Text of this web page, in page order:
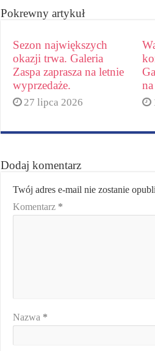
Pokrewny artykuł
Sezon największych
okazji trwa. Galeria
Zaspa zaprasza na letnie
wyprzedaże.
27 lipca 2026
Dodaj komentarz
Twój adres e-mail nie zostanie
Komentarz *
Nazwa *